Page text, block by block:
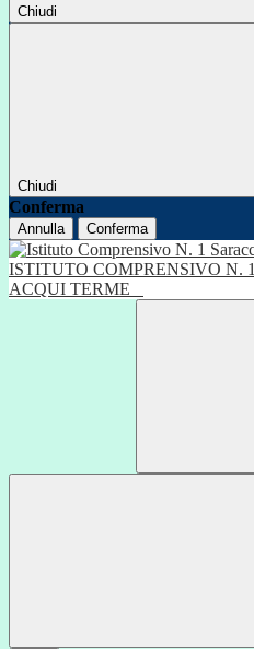
Chiudi
Chiudi
Conferma
Annulla Conferma
ISTITUTO COMPRENSIVO N. 1
ACQUI TERME